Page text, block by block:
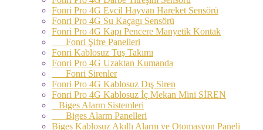
Fonri Pro 4G Evcil Hayvan Hareket Sensörü
Fonri Pro 4G Su Kaçagı Sensörü
Fonri Pro 4G Kapı Pencere Manyetik Kontak
Fonri Şifre Panelleri
Fonri Kablosuz Tuş Takımı
Fonri Pro 4G Uzaktan Kumanda
Fonri Sirenler
Fonri Pro 4G Kablosuz Dış Siren
Fonri Pro 4G Kablosuz İç Mekan Mini SİREN
Biges Alarm Sistemleri
Biges Alarm Panelleri
Biges Kablosuz Akıllı Alarm ve Otomasyon Paneli